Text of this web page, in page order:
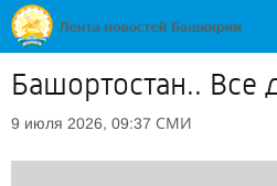
Башортостан.. Все
9 июля 2026, 09:37 СМИ